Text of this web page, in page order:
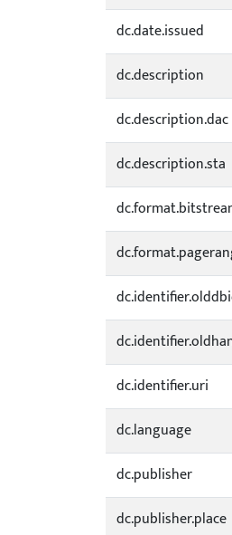
dc.date.issued
dc.description
dc.description.dac
dc.description.sta
dc.identifier.uri
dc.language
dc.publisher
dc.publisher.place